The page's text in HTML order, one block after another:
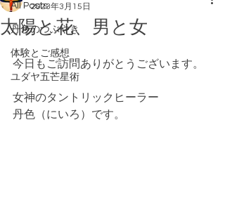
All Posts
丹色のつぶやき
体験とご感想
ユダヤ五芒星術
太陽と花、男と女
2023年3月15日
今日もご訪問ありがとうございます。
女神のタントリックヒーラー
丹色（にいろ）です。